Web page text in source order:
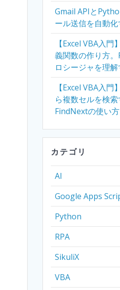
Gmail APIと
ール送信を自動
【Excel VBA入門
義関数の作り方
ロシージャを理解
【Excel VBA入門
ら複数セルを検索
FindNextの使い方
カテゴリ
AI
Google Apps
Python
RPA
SikuliX
VBA